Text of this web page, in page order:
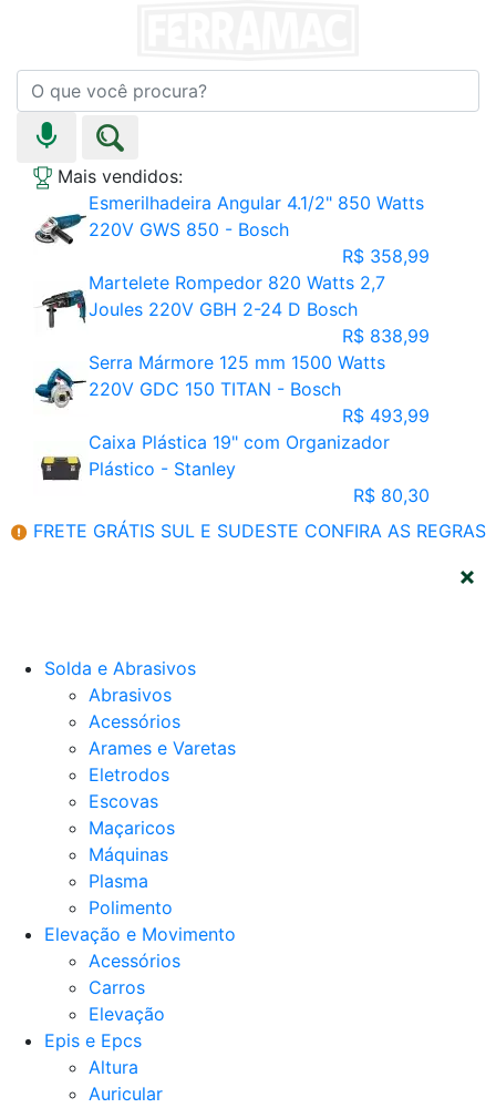
Mais vendidos:
Esmerilhadeira Angular 4.1/2" 850 Watts
220V GWS 850 - Bosch
R$ 358,99
Martelete Rompedor 820 Watts 2,7
Joules 220V GBH 2-24 D Bosch
R$ 838,99
Serra Mármore 125 mm 1500 Watts
220V GDC 150 TITAN - Bosch
R$ 493,99
Caixa Plástica 19" com Organizador
Plástico - Stanley
R$ 80,30
FRETE GRÁTIS SUL E SUDESTE CONFIRA AS REGRAS
Solda e Abrasivos
Abrasivos
Acessórios
Arames e Varetas
Eletrodos
Escovas
Maçaricos
Máquinas
Plasma
Polimento
Elevação e Movimento
Acessórios
Carros
Elevação
Epis e Epcs
Altura
Auricular